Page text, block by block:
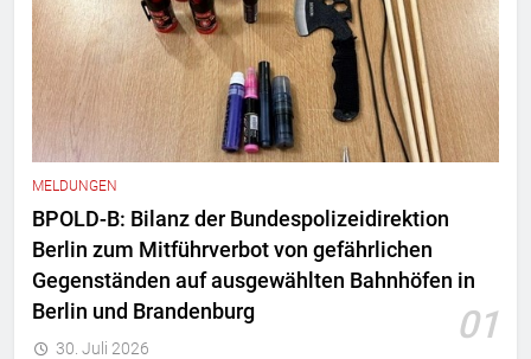
MELDUNGEN
BPOLD-B: Bilanz der Bundespolizeidirektion
Berlin zum Mitführverbot von gefährlichen
Gegenständen auf ausgewählten Bahnhöfen in
Berlin und Brandenburg
01
30. Juli 2026